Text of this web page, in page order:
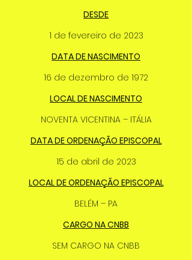
DESDE
1 de fevereiro de 2023
DATA DE NASCIMENTO
16 de dezembro de 1972
LOCAL DE NASCIMENTO
NOVENTA VICENTINA – ITÁLIA
DATA DE ORDENAÇÃO EPISCOPAL
15 de abril de 2023
LOCAL DE ORDENAÇÃO EPISCOPAL
BELÉM – PA
CARGO NA CNBB
SEM CARGO NA CNBB